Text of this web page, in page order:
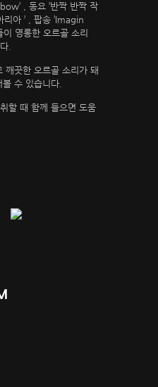
, 동요 ’반짝 반짝 작
리아 ’ , 팝송 ’Imagin
이 영롱한 오르골 소리
.
깨끗한 오르골 소리가 돼
수 있습니다.
할 때 함께 들으면 도움